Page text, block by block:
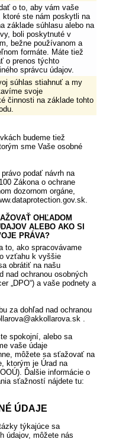
o to, aby vám vaše
ktoré ste nám poskytli na
základe súhlasu alebo na
boli poskytnuté v
bežne používanom a
formáte. Máte tiež
o prenos týchto
správcu údajov.
súhlas stiahnuť a my
svoje
činnosti na základe tohto
budeme tiež
sme Vaše osobné
podať návrh na
Zákona o ochrane
dozornom orgáne,
OHĽADOM
ALEBO AKO SI
PRÁVA?
to, ako spracovávame
vzťahu k vyššie
obrátiť na našu
nad ochranou osobných
„DPO“) a vaše podnety a
za dohľad nad ochranou
.
spokojní, alebo sa
vaše údaje
môžete sa sťažovať na
ktorým je Úrad na
Ďalšie informácie o
sťažností nájdete tu:
ÚDAJE
týkajúce sa
údajov, môžete nás